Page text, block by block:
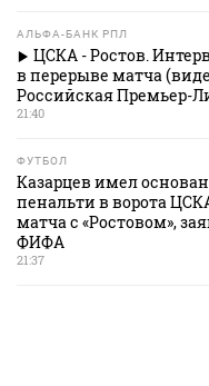
АЛЬФА-БАНК РПЛ
ЦСКА - Ростов.
в перерыве матча
Российская Премьер-
21:40
ФУТБОЛ
Казарцев имел
пенальти в ворота
матча с «Ростовом»,
ФИФА
21:37